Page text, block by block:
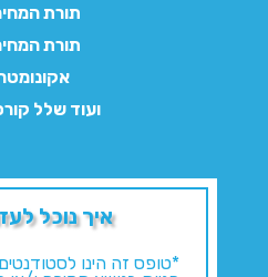
תורת
תורת
ועוד שלל
איך נוכל
*טופס זה הינו